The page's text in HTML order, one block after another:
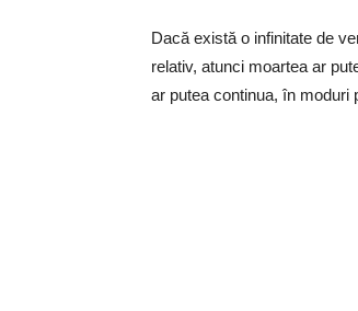
Dacă există o infinitate de
relativ, atunci moartea ar
ar putea continua, în moduri